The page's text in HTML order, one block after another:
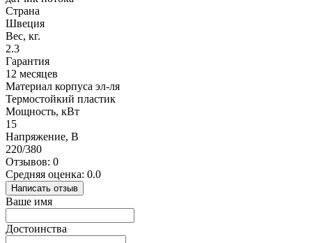
Страна
Швеция
Вес, кг.
2.3
Гарантия
12 месяцев
Материал корпуса эл-ля
Термостойкий пластик
Мощность, кВт
15
Напряжение, В
220/380
Отзывов: 0
Средняя оценка: 0.0
Написать отзыв
Ваше имя
Достоинства